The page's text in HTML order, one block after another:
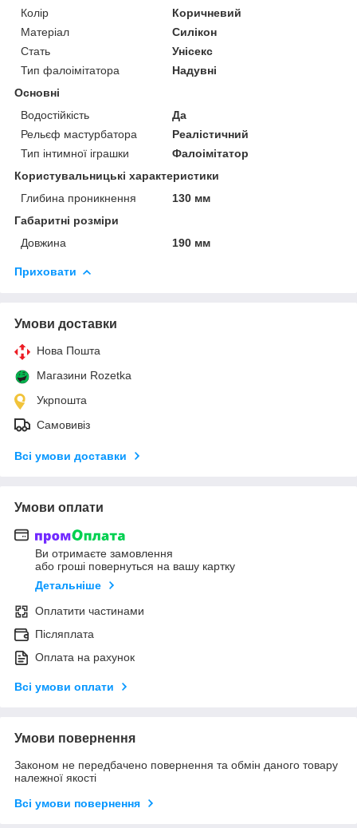
Колір
Коричневий
Матеріал
Силікон
Стать
Унісекс
Тип фалоімітатора
Надувні
Основні
Водостійкість
Да
Рельєф мастурбатора
Реалістичний
Тип інтимної іграшки
Фалоімітатор
Користувальницькі характеристики
Глибина проникнення
130 мм
Габаритні розміри
Довжина
190 мм
Приховати
Умови доставки
Нова Пошта
Магазини Rozetka
Укрпошта
Самовивіз
Всі умови доставки
Умови оплати
Ви отримаєте замовлення
або гроші повернуться на вашу картку
Детальніше
Оплатити частинами
Післяплата
Оплата на рахунок
Всі умови оплати
Умови повернення
Законом не передбачено повернення та обмін даного товару
належної якості
Всі умови повернення